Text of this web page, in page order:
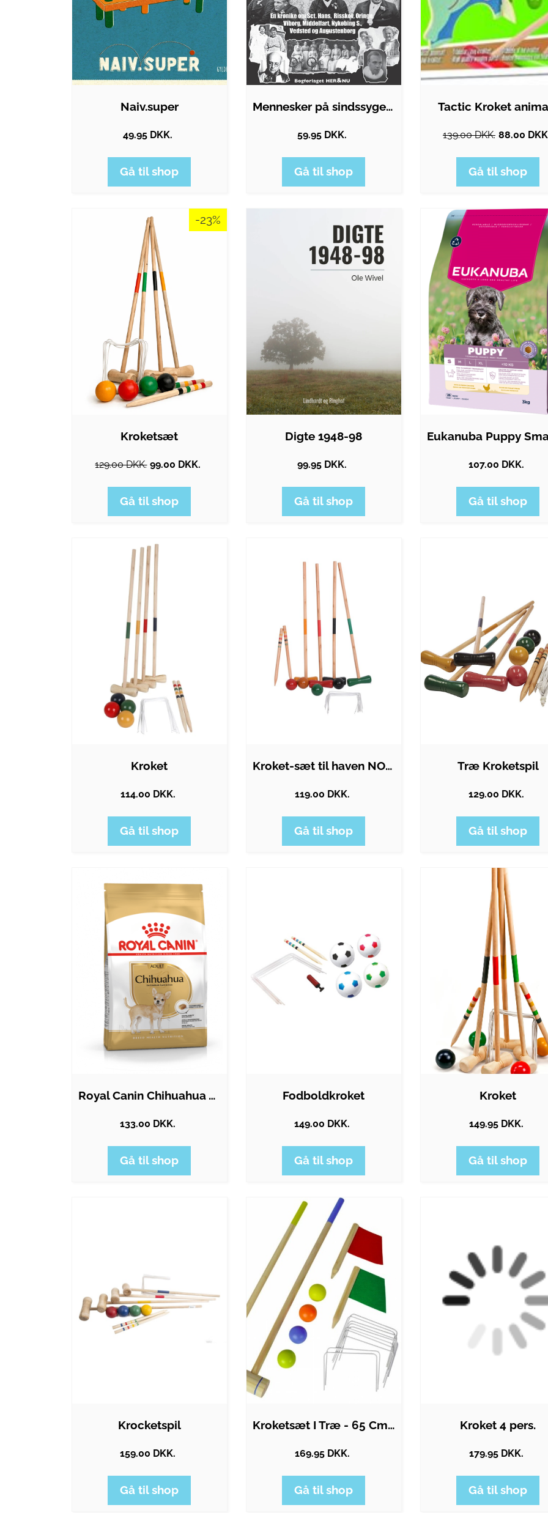
Naiv.super
49.95 DKK.
Gå til shop
Mennesker på sindssygehospital
59.95 DKK.
Gå til shop
Tactic Kroket
139.00 DKK. 88.00
Gå til shop
-23%
Kroketsæt
129.00 DKK. 99.00 DKK.
Gå til shop
Digte 1948-98
99.95 DKK.
Gå til shop
107.00 DKK.
Gå til shop
Kroket
114.00 DKK.
Gå til shop
Kroket-sæt til haven NORDIC Games
119.00 DKK.
Gå til shop
Træ Kroketspil
129.00 DKK.
Gå til shop
Royal Canin Chihuahua Adult 1.5kg
133.00 DKK.
Gå til shop
Fodboldkroket
149.00 DKK.
Gå til shop
Kroket
149.95 DKK.
Gå til shop
Krocketspil
159.00 DKK.
Gå til shop
Kroketsæt I Træ - 65 Cm - Eichhorn
169.95 DKK.
Gå til shop
Kroket 4 pers.
179.95 DKK.
Gå til shop